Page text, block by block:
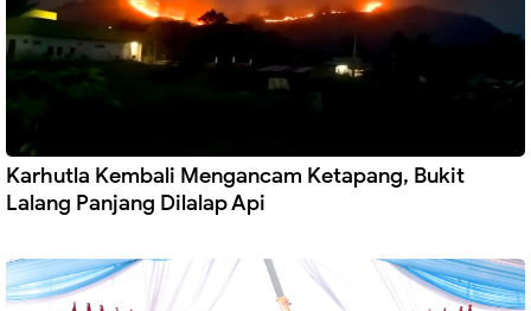
Karhutla Kembali Mengancam Ketapang, Bukit
Lalang Panjang Dilalap Api